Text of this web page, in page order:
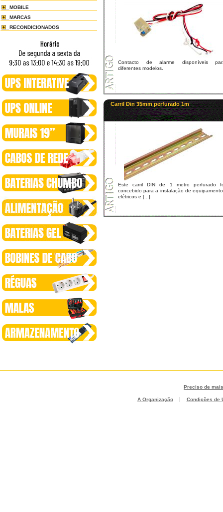
MOBILE
MARCAS
RECONDICIONADOS
Contacto de alarme disponíveis
diferentes modelos.
Carril Din 35mm perfurado 1m
Este carril DIN de 1 metro perfurado
concebido para a instalação de
elétricos e [...]
Preciso de
A Organização | Condições de